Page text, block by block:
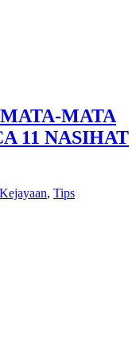
MATA
11 NASIHAT
, Tips